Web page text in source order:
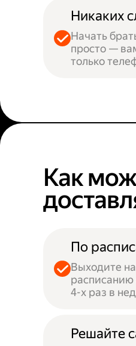
Никаких
Начать
просто —
только
Как
По
Выходите
расписанию
4-х раз в
Решайте